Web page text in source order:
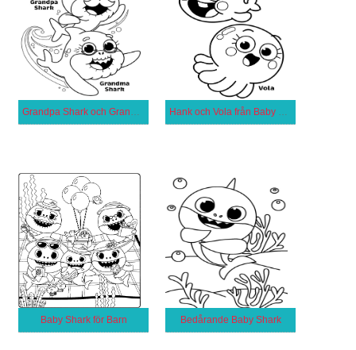
Grandpa Shark och Grandma Shark Hank och Vola från Baby Shark
Baby Shark för Barn Bedårande Baby Shark